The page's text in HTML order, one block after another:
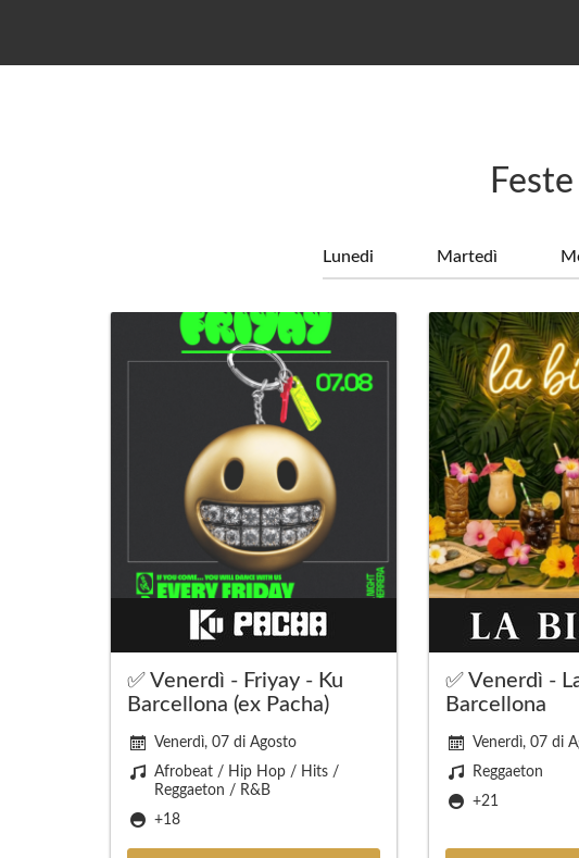
Lunedi Martedì
✅ Venerdì - Friyay - Ku
Barcellona (ex Pacha)
Venerdì, 07 di Agosto
Afrobeat / Hip Hop / Hits /
Reggaeton / R&B
+18
✅ Venerdì -
Barcellona
Venerdì, 07 di
Reggaeton
+21